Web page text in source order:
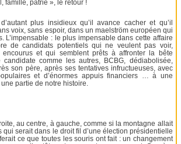
famille, patrie », le retour !
plus insidieux qu’il avance cacher et qu’il
voix, sans espoir, dans un maelström européen qui
L’impensable : le plus impensable dans cette affaire
de candidats potentiels qui ne veulent pas voir,
encourus et qui semblent prêts à affronter la bête
comme les autres, BCBG, dédiabolisée,
son père, après ses tentatives infructueuses, avec
et d’énormes appuis financiers … à une
partie de notre histoire.
au centre, à gauche, comme si la montagne allait
qui serait dans le droit fil d’une élection présidentielle
ce que toutes les souris ont fait : un changement